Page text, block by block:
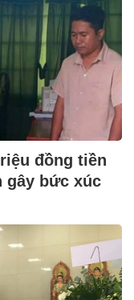
đồng tiền
bức xúc